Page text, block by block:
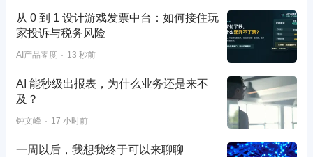
从 0 到 1 设计游戏发票中台：如何接住玩
家投诉与税务风险
AI产品零度 13 秒前
AI 能秒级出报表，为什么业务还是来不
及？
钟文峰 17 小时前
一周以后，我想我终于可以来聊聊